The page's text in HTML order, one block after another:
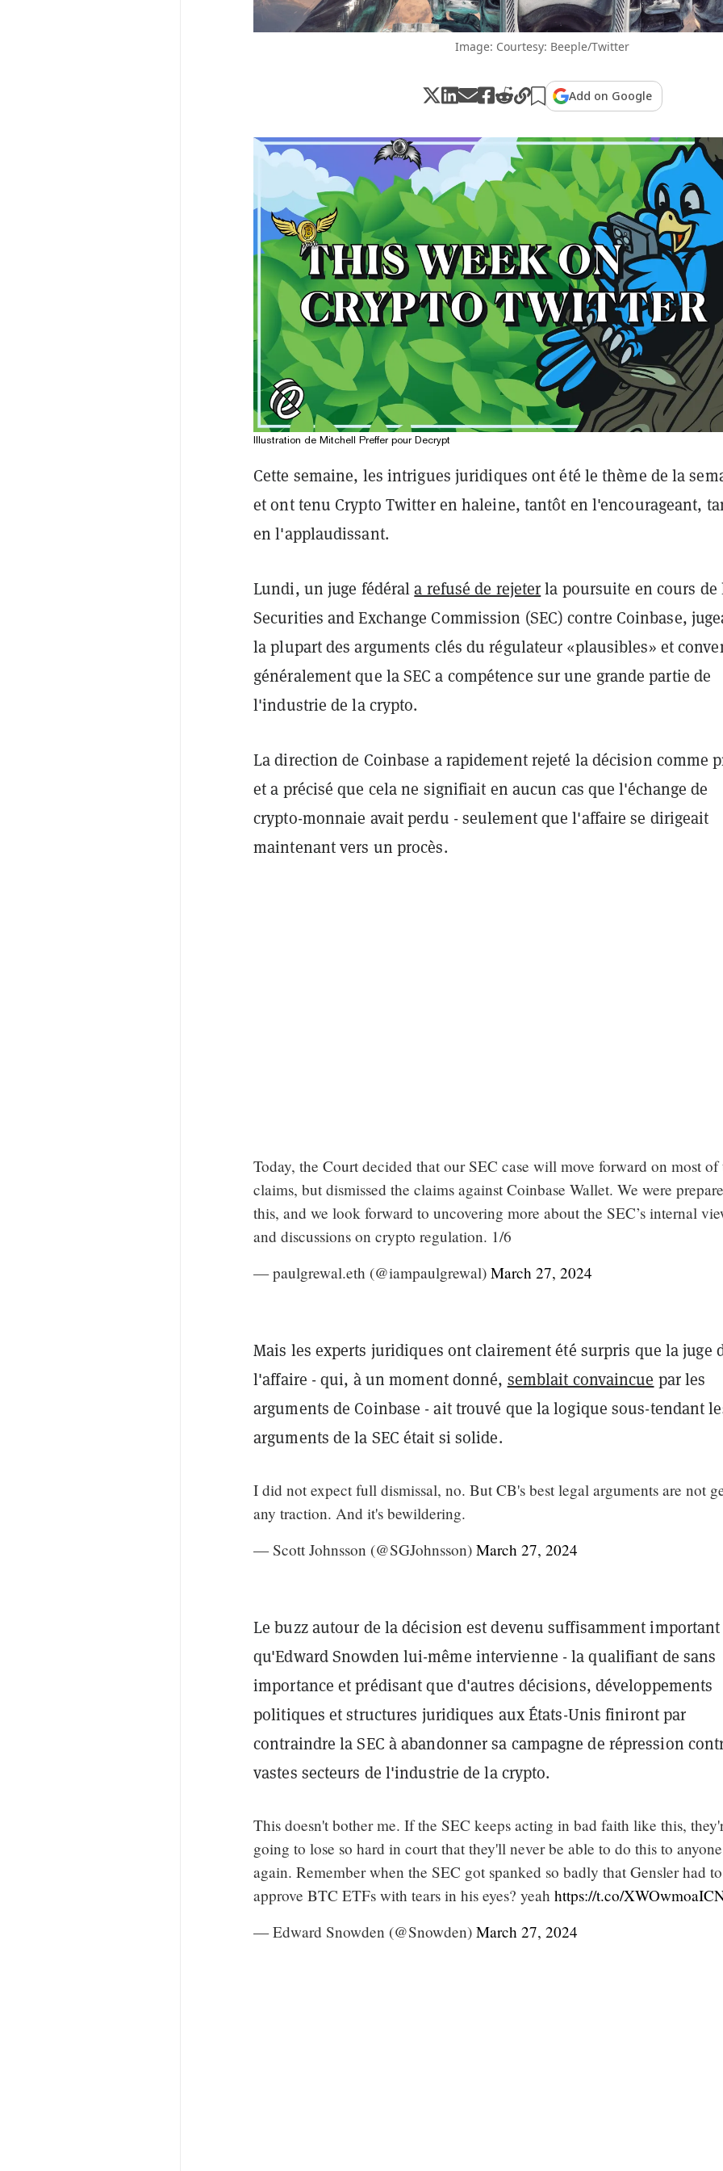
Image: Courtesy: Beeple/Twitter
Add on Google
Illustration de Mitchell Preffer pour Decrypt
Cette semaine, les intrigues juridiques ont été le thème de la
et ont tenu Crypto Twitter en haleine, tantôt en l'encourageant,
en l'applaudissant.
Lundi, un juge fédérala refusé de rejeterla poursuite en cours de
Securities and Exchange Commission (SEC) contre Coinbase,
la plupart des arguments clés du régulateur «plausibles» et
généralement que la SEC a compétence sur une grande partie de
l'industrie de la crypto.
La direction de Coinbase a rapidement rejeté la décision comme
et a précisé que cela ne signifiait en aucun cas que l'échange de
crypto-monnaie avait perdu - seulement que l'affaire se dirigeait
maintenant vers un procès.
Today, the Court decided that our SEC case will move forward on most of
claims, but dismissed the claims against Coinbase Wallet. We were
this, and we look forward to uncovering more about the SEC’s internal
and discussions on crypto regulation. 1/6
— paulgrewal.eth (@iampaulgrewal) March 27, 2024
Mais les experts juridiques ont clairement été surpris que la juge
l'affaire - qui, à un moment donné, semblait convaincue par les
arguments de Coinbase - ait trouvé que la logique sous-tendant
arguments de la SEC était si solide.
I did not expect full dismissal, no. But CB's best legal arguments are not
any traction. And it's bewildering.
— Scott Johnsson (@SGJohnsson) March 27, 2024
Le buzz autour de la décision est devenu suffisamment
qu'Edward Snowden lui-même intervienne - la qualifiant de sans
importance et prédisant que d'autres décisions, développements
politiques et structures juridiques aux États-Unis finiront par
contraindre la SEC à abandonner sa campagne de répression
vastes secteurs de l'industrie de la crypto.
This doesn't bother me. If the SEC keeps acting in bad faith like this,
going to lose so hard in court that they'll never be able to do this to
again. Remember when the SEC got spanked so badly that Gensler had to
approve BTC ETFs with tears in his eyes? yeah https://t.co/
— Edward Snowden (@Snowden) March 27, 2024